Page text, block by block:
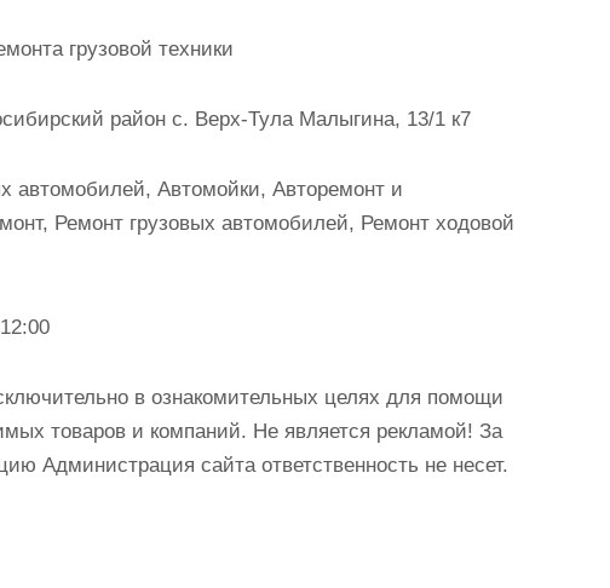
грузовой техники
район с. Верх-Тула Малыгина, 13/1 к7
автомобилей, Автомойки, Авторемонт и
Ремонт грузовых автомобилей, Ремонт ходовой
в ознакомительных целях для помощи
товаров и компаний. Не является рекламой! За
Администрация сайта ответственность не несет.